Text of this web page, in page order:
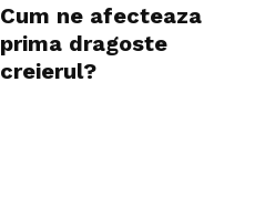
Cum ne afecteaza
prima dragoste
creierul?